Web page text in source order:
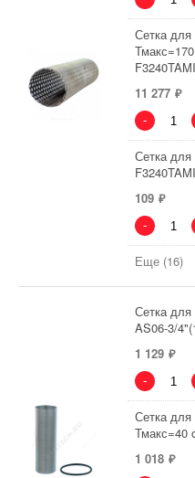
Сетка
11 277
-
Сетка
109
-
Еще (16)
Сетка
AS06-3/
1 129
-
Сетка
Тмакс=40
1 018